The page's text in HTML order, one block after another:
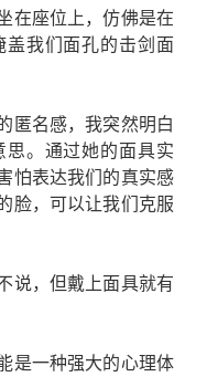
在座位上，仿佛是在
我们面孔的击剑面
匿名感，我突然明白
思。通过她的面具实
怕表达我们的真实感
脸，可以让我们克服
说，但戴上面具就有
是一种强大的心理体